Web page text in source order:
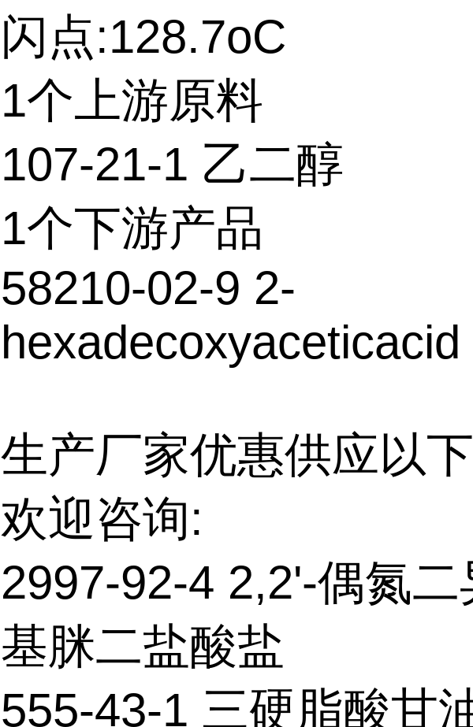
闪点:128.7oC
1个上游原料
107-21-1 乙二醇
1个下游产品
58210-02-9 2-
hexadecoxyaceticacid
生产厂家优惠供应以
欢迎咨询:
2997-92-4 2,2'-偶氮二
基脒二盐酸盐
555-43-1 三硬脂酸甘